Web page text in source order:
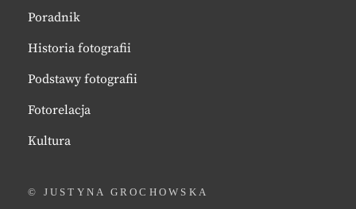
Poradnik
Historia fotografii
Podstawy fotografii
Fotorelacja
Kultura
© JUSTYNA GROCHOWSKA